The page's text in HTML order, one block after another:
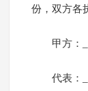
份，双方各
甲方：
代表：